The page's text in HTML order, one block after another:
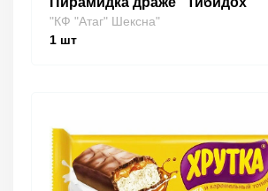
"КФ "Атаг" Шексна"
1 шт